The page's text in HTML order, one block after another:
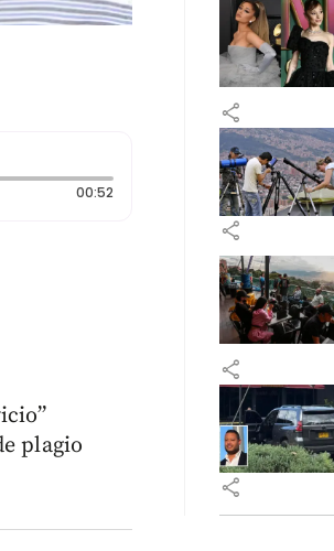
00:52Duración: 52 segundos
plagio
share
share
share
share